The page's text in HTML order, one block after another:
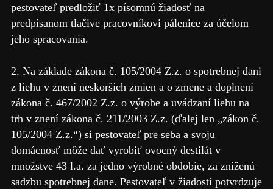
pestovateľ predložiť 1x písomnú žiadosť na
predpísanom tlačive pracovníkovi pálenice za účelom
jeho spracovania.
2. Na základe zákona č. 105/2004 Z.z. o spotrebnej dani
z liehu v znení neskorších zmien a o zmene a doplnení
zákona č. 467/2002 Z.z. o výrobe a uvádzaní liehu na
trh v znení zákona č. 211/2003 Z.z. (ďalej len „zákon č.
105/2004 Z.z.“) si pestovateľ pre seba a svoju
domácnosť môže dať vyrobiť ovocný destilát v
množstve 43 l.a. za jedno výrobné obdobie, za zníženú
sadzbu spotrebnej dane. Pestovateľ v žiadosti potvrdzuje